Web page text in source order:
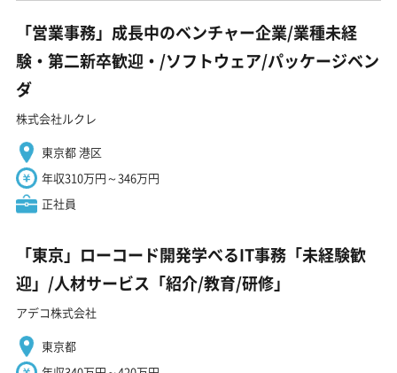
「営業事務」成長中のベンチャー企業/業種未経
験・第二新卒歓迎・/ソフトウェア/パッケージベン
ダ
株式会社ルクレ
東京都 港区
年収310万円～346万円
正社員
「東京」ローコード開発学べるIT事務「未経験歓
迎」/人材サービス「紹介/教育/研修」
アデコ株式会社
東京都